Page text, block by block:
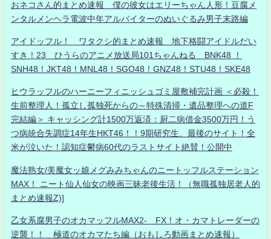
おネコさん的まとめ速報 僕の彼女はエリーちゃん人形！豆腐メ
ンタルメンヘラ電波中年アルバイターのぬいぐるみ男子末路編
アイドッフル！ ワタクシ的まとめ速報 地下格闘アイドルだい
すき！23 ひうらのアニメ放送局101ちゃんねる BNK48 ！
SNH48！JKT48！MNL48！SGO48！GNZ48！STU48！SKE48
ヒウラッフルのハーニーフィニッシュゴミ屋敷補完計画 ＜必殺！
生前整理人！孤立し孤独死からの～特殊清掃・遺品整理への道F
完結編＞ キャッシング計1500万返済：厨二病借金3500万円！う
つ病統合失調症14年生HKT46！！9期研究生、最後のサイト！全
米が泣いた！認知症鬱病60代のラストサイト絶賛！公開中
魔法熟女/美魔女ッ娘メグみみちゃんのニートッフルステーション
MAX！ ニート仙人仙女の映画三昧老後生活！（無職孤独居老人的
まとめ速報Z)]
乙女系腐男子のオカマッフルMAX2- FX！オ・カマトレーダーの
逆襲！！ 極道のオカマたち編（おもしろ動画まとめ速報）